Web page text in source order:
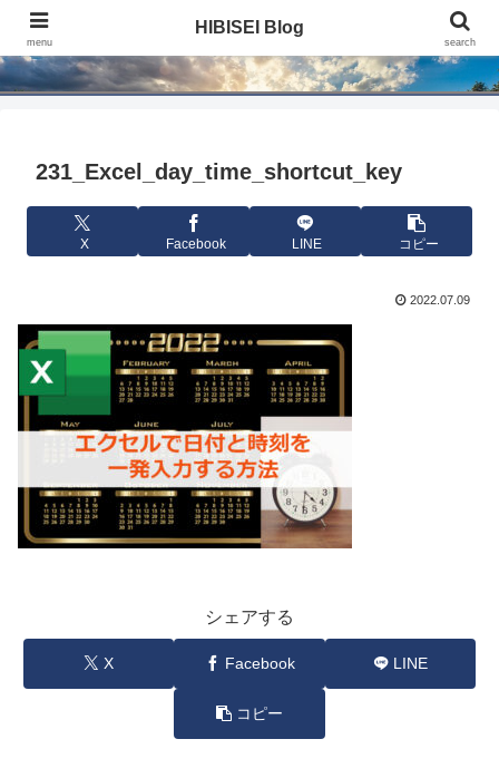
HIBISEI Blog
231_Excel_day_time_shortcut_key
X Facebook LINE コピー
2022.07.09
シェアする
X Facebook LINE
コピー
menu
HIBISEI Blog
search